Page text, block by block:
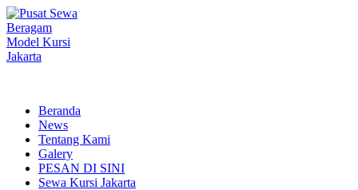
Lewati
ke
konten
Beranda
News
Tentang Kami
Galery
PESAN DI SINI
Sewa Kursi Jakarta